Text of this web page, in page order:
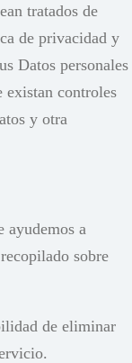
tratados de
de privacidad y
Datos personales
existan controles
y otra
ayudemos a
sobre
de eliminar